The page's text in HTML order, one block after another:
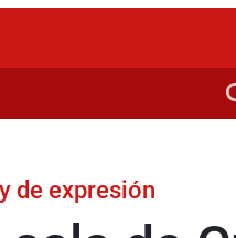
de expresión